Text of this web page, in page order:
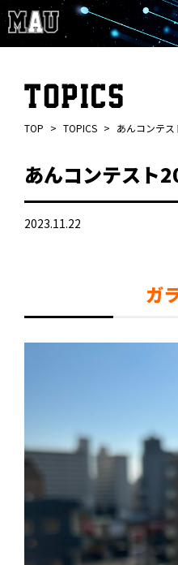
TOP TOPICS あんコンテ
あんコンテスト
2023.11.22
ガ